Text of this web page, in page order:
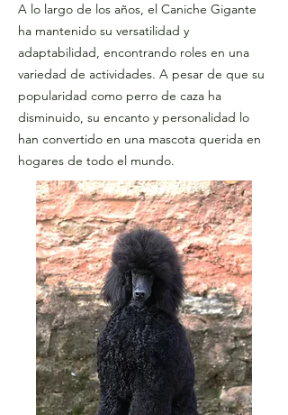
A lo largo de los años, el Caniche Gigante
ha mantenido su versatilidad y
adaptabilidad, encontrando roles en una
variedad de actividades. A pesar de que su
popularidad como perro de caza ha
disminuido, su encanto y personalidad lo
han convertido en una mascota querida en
hogares de todo el mundo.